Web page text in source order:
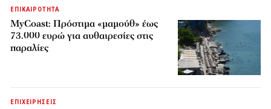
ΕΠΙΚΑΙΡΟΤΗΤΑ
MyCoast: Πρόστιμα «μαμούθ» έως
73.000 ευρώ για αυθαιρεσίες στις
παραλίες
ΕΠΙΧΕΙΡΗΣΕΙΣ